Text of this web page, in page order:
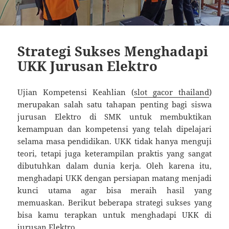
Strategi Sukses Menghadapi
UKK Jurusan Elektro
Ujian Kompetensi Keahlian (slot gacor thailand)
merupakan salah satu tahapan penting bagi siswa
jurusan Elektro di SMK untuk membuktikan
kemampuan dan kompetensi yang telah dipelajari
selama masa pendidikan. UKK tidak hanya menguji
teori, tetapi juga keterampilan praktis yang sangat
dibutuhkan dalam dunia kerja. Oleh karena itu,
menghadapi UKK dengan persiapan matang menjadi
kunci utama agar bisa meraih hasil yang
memuaskan. Berikut beberapa strategi sukses yang
bisa kamu terapkan untuk menghadapi UKK di
jurusan Elektro.